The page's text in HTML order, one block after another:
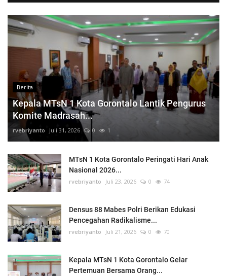
Berita
Kepala MTsN 1 Kota Gorontalo Lantik Pengurus
Komite Madrasah...
rvebriyanto Juli 31, 2026 0 1
MTsN 1 Kota Gorontalo Peringati Hari Anak
Nasional 2026...
rvebriyanto Juli 23, 2026 0 74
Densus 88 Mabes Polri Berikan Edukasi
Pencegahan Radikalisme...
rvebriyanto Juli 21, 2026 0 70
Kepala MTsN 1 Kota Gorontalo Gelar
Pertemuan Bersama Orang...